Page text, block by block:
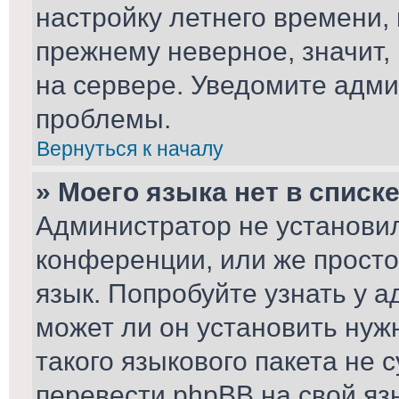
настройку летнего
прежнему неверное,
на сервере. Уведомите
проблемы.
Вернуться к началу
» Моего языка нет в
Администратор не
конференции, или же
язык. Попробуйте узнать у
может ли он установить
такого языкового пакета